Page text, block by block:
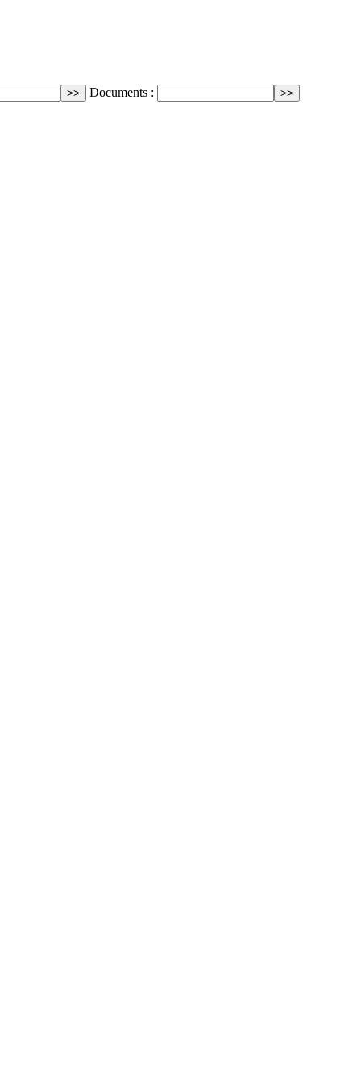
Documents :